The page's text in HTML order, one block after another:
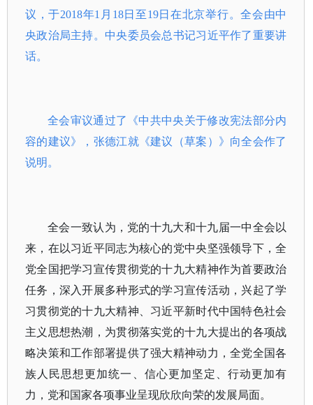
议，于2018年1月18日至19日在北京举行。全会由中
央政治局主持。中央委员会总书记习近平作了重要讲
话。
全会审议通过了《中共中央关于修改宪法部分内
容的建议》，张德江就《建议（草案）》向全会作了
说明。
全会一致认为，党的十九大和十九届一中全会以
来，在以习近平同志为核心的党中央坚强领导下，全
党全国把学习宣传贯彻党的十九大精神作为首要政治
任务，深入开展多种形式的学习宣传活动，兴起了学
习贯彻党的十九大精神、习近平新时代中国特色社会
主义思想热潮，为贯彻落实党的十九大提出的各项战
略决策和工作部署提供了强大精神动力，全党全国各
族人民思想更加统一、信心更加坚定、行动更加有
力，党和国家各项事业呈现欣欣向荣的发展局面。